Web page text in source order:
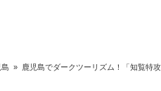
島 » 鹿児島でダークツーリズム！「知覧特